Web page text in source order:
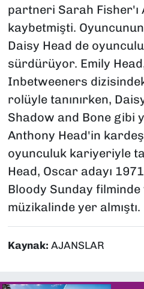
partneri Sarah Fisher'ı
kaybetmişti. Oyuncunun
Daisy Head de
sürdürüyor. Emily
Inbetweeners
rolüyle tanınırken,
Shadow and Bone gibi
Anthony Head'in
oyunculuk kariyeriyle
Head, Oscar adayı
Bloody Sunday filminde
müzikalinde yer almıştı.
Kaynak: AJANSLAR